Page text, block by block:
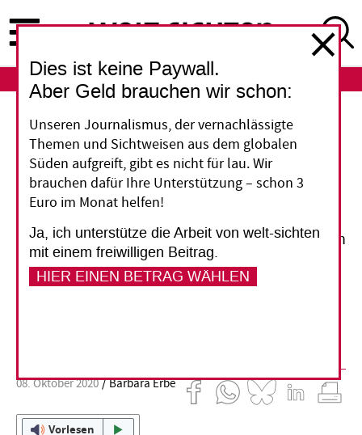
zum
Inhalt
ABO
Arbeiten in internationalen Organisationen
"Man muss Unsicherheit
aushalten können"
Die Berufschancen in internationalen staatlichen
und nichtstaatlichen Organisationen werden
besser. Aber die Arbeitsverhältnisse von
08. Oktober 2020 Barbara Erbe
Vorlesen
Dies ist keine Paywall.
Aber Geld brauchen wir schon:
Unseren Journalismus, der vernachlässigte
Themen und Sichtweisen aus dem globalen
Süden aufgreift, gibt es nicht für lau. Wir
brauchen dafür Ihre Unterstützung – schon 3
Euro im Monat helfen!
Ja, ich unterstütze die Arbeit von welt-sichten
mit einem freiwilligen Beitrag.
HIER EINEN BETRAG WÄHLEN